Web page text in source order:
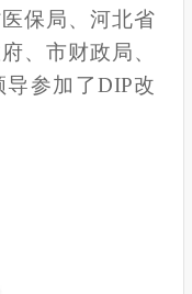
保局、河北省
、市财政局、
参加了DIP改